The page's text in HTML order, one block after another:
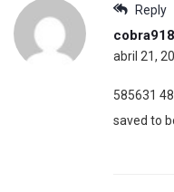
Reply
cobra918
abril 21,
585631
saved to